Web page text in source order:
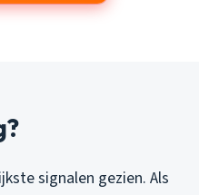
signalen gezien. Als